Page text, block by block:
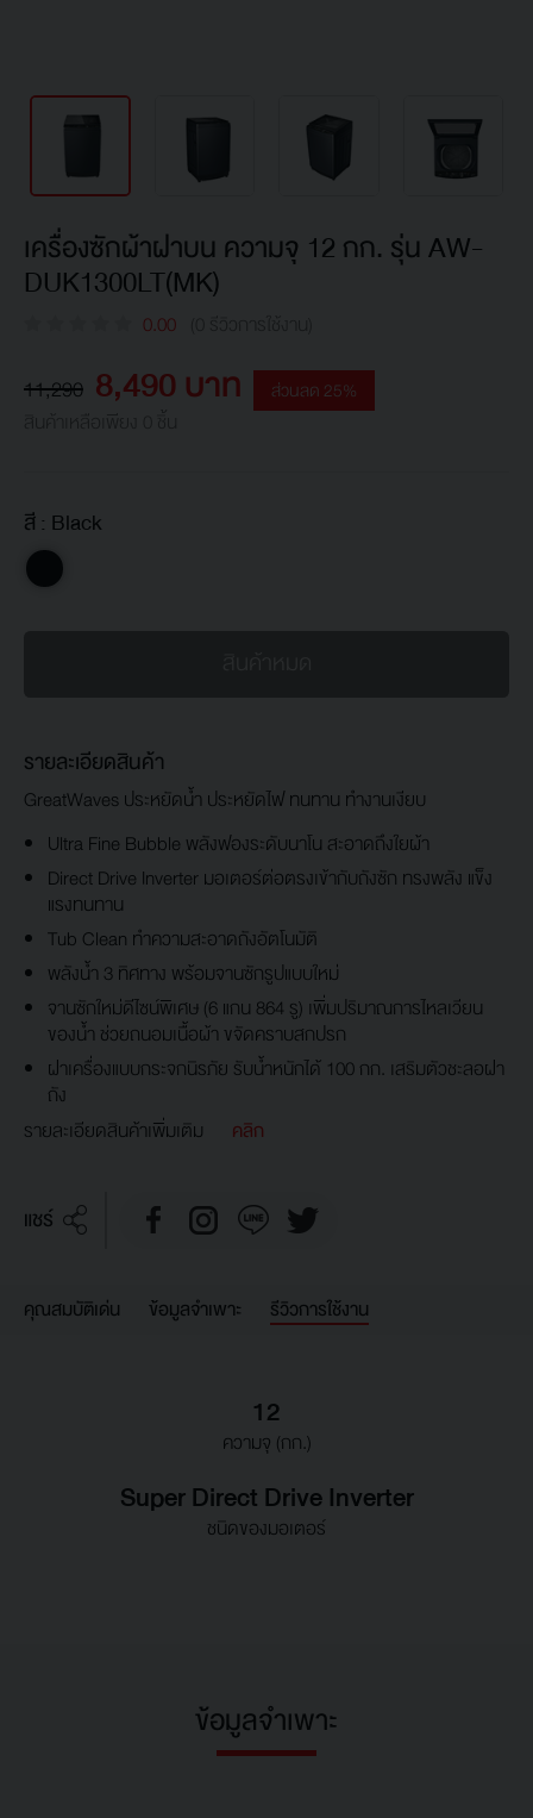
เครื่องซักผ้าฝาบน ความจุ 12 กก. รุ่น AW-
DUK1300LT(MK)
0.00
11,290 8,490 บาท ส่วนลด 25%
สี : Black
รายละเอียดสินค้า
GreatWaves ประหยัดน้ำ ประหยัดไฟ ทนทาน ทำงานเงียบ
Ultra Fine Bubble พลังฟองระดับนาโน สะอาดถึงใยผ้า
Direct Drive Inverter มอเตอร์ต่อตรงเข้ากับถังซัก ทรงพลัง แข็ง
แรงทนทาน
Tub Clean ทำความสะอาดถังอัตโนมัติ
พลังน้ำ 3 ทิศทาง พร้อมจานซักรูปแบบใหม่
จานซักใหม่ดีไซน์พิเศษ (6 แกน 864 รู) เพิ่มปริมาณการไหลเวียน
ของน้ำ ช่วยถนอมเนื้อผ้า ขจัดคราบสกปรก
ฝาเครื่องแบบกระจกนิรภัย รับน้ำหนักได้ 100 กก. เสริมตัวชะลอฝา
ถัง
รายละเอียดสินค้าเพิ่มเติม
คลิก
แชร์
คุณสมบัติเด่น ข้อมูลจำเพาะ รีวิวการใช้งาน
12
ความจุ (กก.)
Super Direct Drive Inverter
ชนิดของมอเตอร์
ข้อมูลจำเพาะ